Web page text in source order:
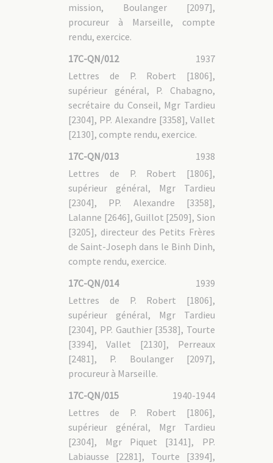
17C-PT - 1. Phat Diêm (1901-1935)
17C-PT - 1.1 Gouvernance
17C-PT - 1.2 Administration
17C-PT - 1.3 Vie de la mission
17C-PT - 2.1 Gouvernance
17C-PT - 2.3 Vie de la mission
17C-PT - 3. Dossiers personnels
17C-PT - 3.1 Vicaires apostoliques de Phat Diêm
17C-PT - 1.4/1 Mgr Alexandre MARCOU [1450]
17C-PT - 3.2 Vicaires apostoliques de Thanh Hoa
17C-PT - 2.4/1 Mgr Louis DE COOMAN [2768]
17C-PT - 3.3 Dossiers personnels des pères MEP
17C-NV : Région Nord-Vietnam
17C-NV - 1.1 Avant les expulsions
17C-NV - 1.2 Après les expulsions
17C-NV - 2. Aide matérielle au Nord-Vietnam après les
expulsions (fonds Pencolé)
17C-SIH : Société immobilière de Hanoi
17C-HP : Haiphong (Tonkin oriental, central,
17C-HP - 1. Haiphong (Tonkin oriental)
17C-HP - 2. Bui Chu et Thai Binh (Tonkin central)
17C-HP - 2.1 Bui Chu
17C-HP - 3. Bac Ninh, Lang Son et Cao Bang (Tonkin
septentrional)
17C-HP - 3.1 Lang Son et Cao Bang
17C-DIA : Diaspora
17C-LAN : Travaux linguistiques et documents en
17C-LAN - 1. Documentation
17C-LAN - 2. Travaux linguistiques
17C-LAN - 3. Documents de pastorale
17C-LAN - 4. Documents rapportés du Vietnam
17C-LAN - 5. Photocopies de documents en vietnamien
mission, Boulanger [2097],
procureur à Marseille, compte
rendu, exercice.
17C-QN/012
1937
Lettres de P. Robert [1806],
supérieur général, P. Chabagno,
secrétaire du Conseil, Mgr Tardieu
[2304], PP. Alexandre [3358], Vallet
[2130], compte rendu, exercice.
17C-QN/013
1938
Lettres de P. Robert [1806],
supérieur général, Mgr Tardieu
[2304], PP. Alexandre [3358],
Lalanne [2646], Guillot [2509], Sion
[3205], directeur des Petits Frères
de Saint-Joseph dans le Binh Dinh,
compte rendu, exercice.
17C-QN/014
1939
Lettres de P. Robert [1806],
supérieur général, Mgr Tardieu
[2304], PP. Gauthier [3538], Tourte
[3394], Vallet [2130], Perreaux
[2481], P. Boulanger [2097],
procureur à Marseille.
17C-QN/015
1940-1944
Lettres de P. Robert [1806],
supérieur général, Mgr Tardieu
[2304], Mgr Piquet [3141], PP.
Labiausse [2281], Tourte [3394],